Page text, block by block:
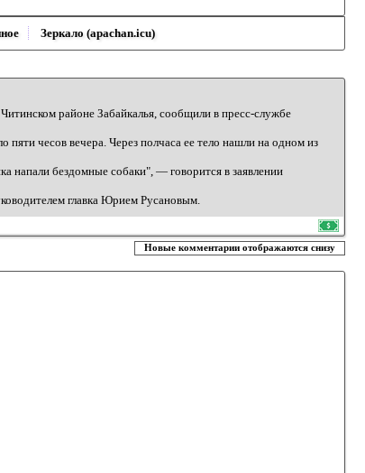
Зеркало (apachan.icu)
районе Забайкалья, сообщили в пресс-службе
чесов вечера. Через полчаса ее тело нашли на одном из
напали бездомные собаки", — говорится в заявлении
главка Юрием Русановым.
Новые комментарии отображаются снизу